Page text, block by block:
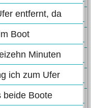
entfernt, da
Boot
Minuten
ich zum Ufer
beide Boote